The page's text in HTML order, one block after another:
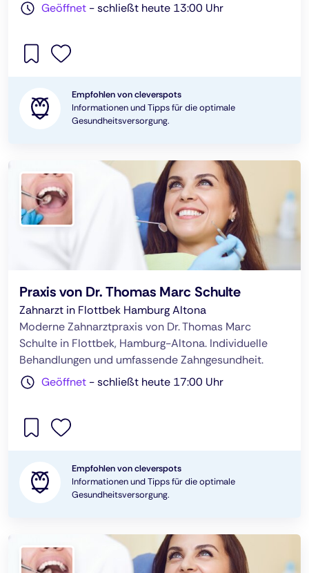
Geöffnet -schließt heute 13:00 Uhr
Empfohlen von cleverspots
Informationen und Tipps für die optimale
Gesundheitsversorgung.
Praxis von Dr. Thomas Marc Schulte
Zahnarzt in Flottbek Hamburg Altona
Moderne Zahnarztpraxis von Dr. Thomas Marc
Schulte in Flottbek, Hamburg-Altona. Individuelle
Behandlungen und umfassende Zahngesundheit.
Geöffnet -schließt heute 17:00 Uhr
Empfohlen von cleverspots
Informationen und Tipps für die optimale
Gesundheitsversorgung.